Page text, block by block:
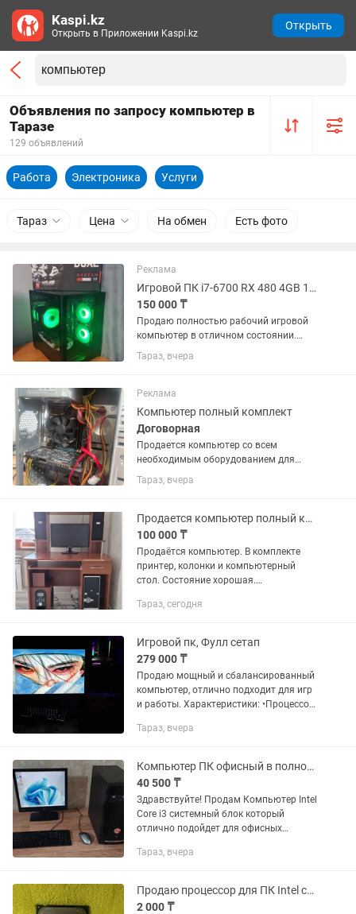
Объявления по запросу компьютер в
Таразе
129 объявлений
Работа Электроника Услуги
Тараз Цена На обмен Есть фото
Реклама
Игровой ПК i7-6700 RX 480 4GB 16GB DDR4 SSD ARGB-подсветка
150 000 ₸
Продаю полностью рабочий игровой
компьютер в отличном состоянии.
Собран в современном корпусе с
закалённым стеклом и красивой ARGB-
комплекте). Отлично подойдёт для
игр,...
Тараз, вчера
Реклама
Компьютер полный комплект
Договорная
Продается компьютер со всем
необходимым оборудованием для
него. Характеристики компьютера: I5-
2320 CPU 3.00GHz NVIDIA GeForce GTX
Монитор обычный на 60гц Урезанная...
Тараз, вчера
Продается компьютер полный комплект
100 000 ₸
Продаётся компьютер. В комплекте
принтер, колонки и компьютерный
стол. Состояние хорошая.
100.000
Тараз, сегодня
Игровой пк, Фулл сетап
279 000 ₸
Продаю мощный и сбалансированный
компьютер, отлично подходит для игр
и работы. Характеристики: •Процессор:
•Видеокарта: GTX 1660 Ti (тянет все
Тараз, вчера
Компьютер ПК офисный в полном комплекте офис ПК для работы
40 500 ₸
Здравствуйте! Продам Компьютер Intel
Core i3 системный блок который
отлично подойдет для офисных
фильмов, посиделок в интернете,
использования...
Тараз, вчера
Продаю процессор для ПК Intel celeron LGA775
2 000 ₸
Kaspi.kz
Открыть в Приложении Kaspi.kz
Открыть